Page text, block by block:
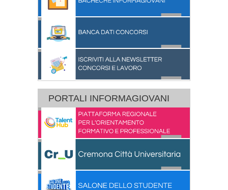
PORTALI INFORMAGIOVANI